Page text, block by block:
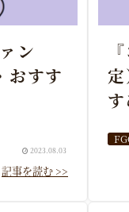
ン
おすす
2023.08.03